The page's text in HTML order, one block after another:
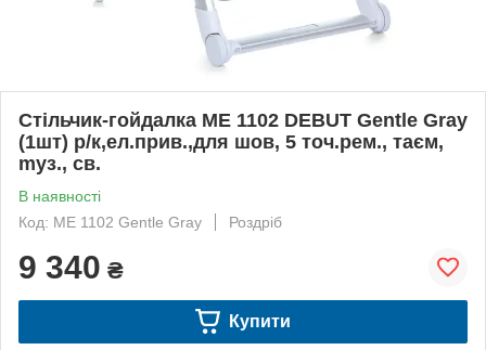
Стільчик-гойдалка ME 1102 DEBUT Gentle Gray
(1шт) р/к,ел.прив.,для шов, 5 точ.рем., таєм,
mуз., св.
В наявності
Код: ME 1102 Gentle Gray
Роздріб
9 340 ₴
Купити